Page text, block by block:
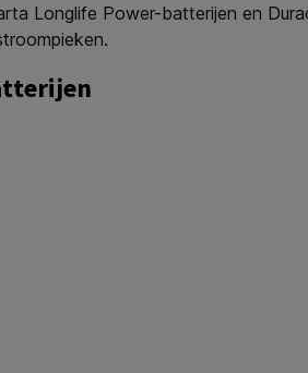
Longlife Power-batterijen en